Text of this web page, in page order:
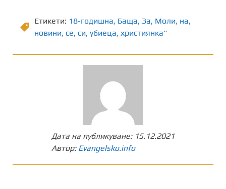
Етикети: 18-годишна, Баща, Зa, Моли, на,
новини, се, си, убиеца, християнка“
Дата на публикуване: 15.12.2021
Автор: Evangelsko.info